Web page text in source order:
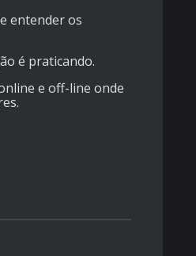
entender os
é praticando.
e off-line onde